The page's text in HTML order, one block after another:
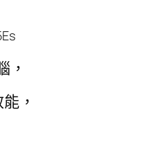
，
，